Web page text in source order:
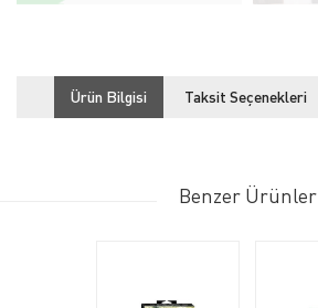
Ürün Bilgisi Taksit Seçenekleri
Benzer Ürünler